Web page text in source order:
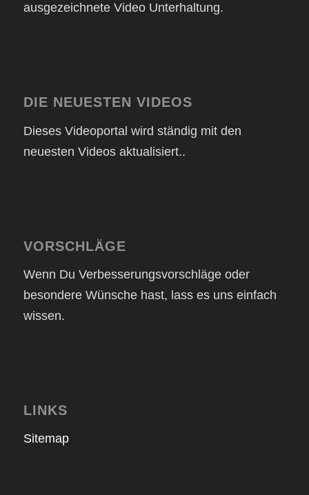
ausgezeichnete Video Unterhaltung.
DIE NEUESTEN VIDEOS
Dieses Videoportal wird ständig mit den
neuesten Videos aktualisiert..
VORSCHLÄGE
Wenn Du Verbesserungsvorschläge oder
besondere Wünsche hast, lass es uns einfach
wissen.
LINKS
Sitemap